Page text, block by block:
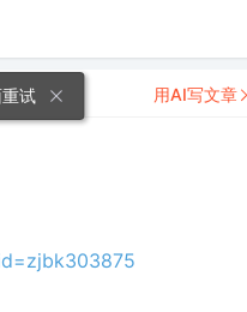
用AI写文章
试